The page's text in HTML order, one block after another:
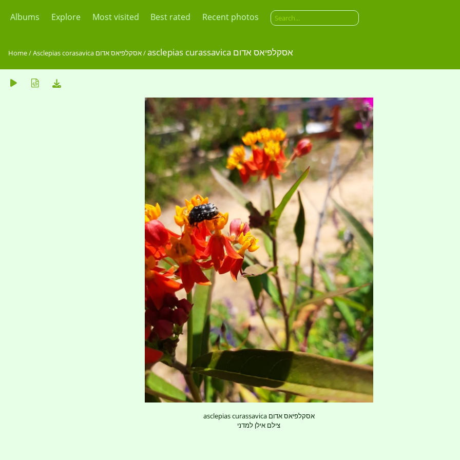
Albums Explore Most visited Best rated Recent photos
Home/ Asclepias corasavica אסקלפיאס אדום/ asclepias curassavica אסקלפיאס אדום
asclepias curassavica אסקלפיאס אדום
צילם אילן למדני